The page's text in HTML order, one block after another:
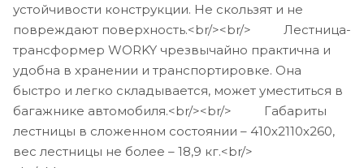
устойчивости конструкции. Не скользят и не
повреждают поверхность.<br/><br/> Лестница-
трансформер WORKY чрезвычайно практична и
удобна в хранении и транспортировке. Она
быстро и легко складывается, может уместиться в
багажнике автомобиля.<br/><br/> Габариты
лестницы в сложенном состоянии – 410х2110х260,
вес лестницы не более – 18,9 кг.<br/>